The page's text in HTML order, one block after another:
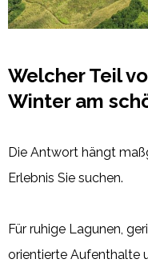
Welcher Teil
Winter am
Die Antwort hängt
Erlebnis Sie suchen.
Für ruhige Lagunen,
orientierte Aufenthalte